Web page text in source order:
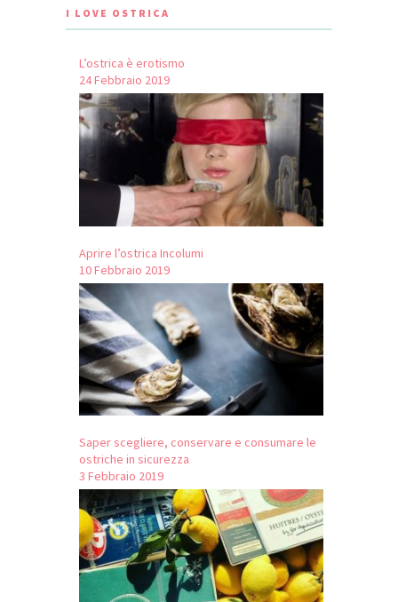
I LOVE OSTRICA
L’ostrica è erotismo
24 Febbraio 2019
Aprire l’ostrica Incolumi
10 Febbraio 2019
Saper scegliere, conservare e consumare le
ostriche in sicurezza
3 Febbraio 2019